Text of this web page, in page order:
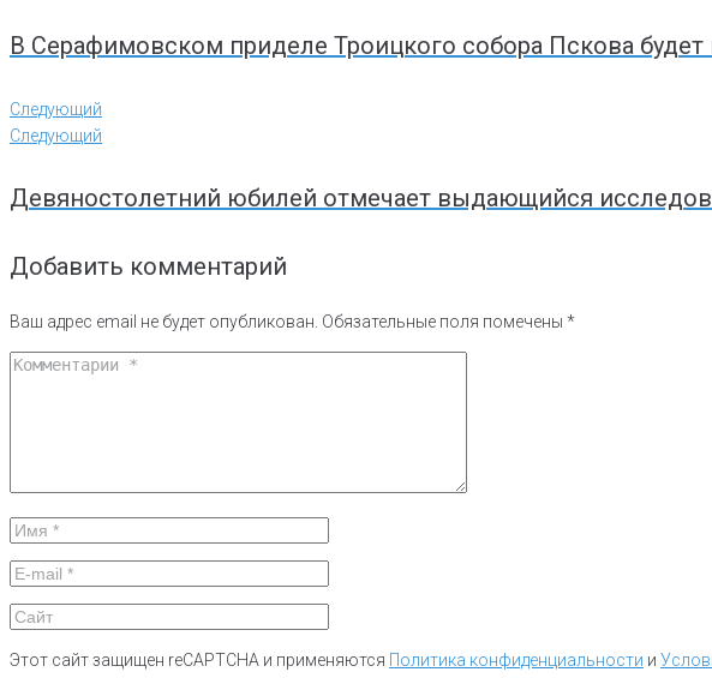
В Серафимовском приделе Троицкого собора Пскова
Следующий
Следующий
Девяностолетний юбилей отмечает выдающийся
Добавить комментарий
Ваш адрес email не будет опубликован. Обязательные поля помечены *
Этот сайт защищен reCAPTCHA и применяются Политика конфиденциальности и